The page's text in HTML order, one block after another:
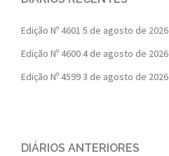
Edição Nº 4601 5 de agosto de 2026
Edição Nº 4600 4 de agosto de 2026
Edição Nº 45993 de agosto de 2026
DIÁRIOS ANTERIORES